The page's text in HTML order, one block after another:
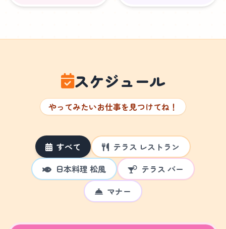
スケジュール
やってみたいお仕事を見つけてね！
すべて
テラス レストラン
日本料理 松風
テラス バー
マナー